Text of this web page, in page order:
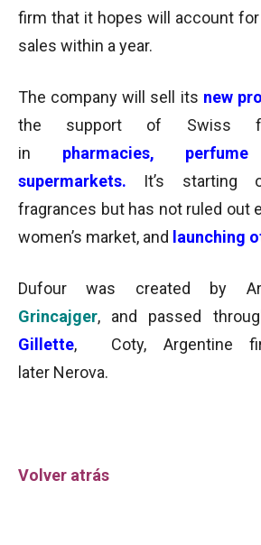
firm that it hopes will account for
sales within a year.
The company will sell its new
the support of Swiss
in pharmacies,
supermarkets. It’s starting
fragrances but has not ruled out
women’s market, and launching
Dufour was created by
Grincajger, and passed
Gillette, Coty, Argentine
later Nerova.
Volver atrás